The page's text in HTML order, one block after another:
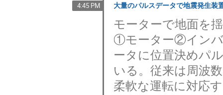
4:45 PM 大量のパルスデータで地震発生装
モーターで地面を
①モーター②イン
ータに位置決めパ
いる。従来は周波
柔軟な運転に対応